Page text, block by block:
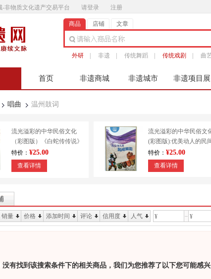
非物质文化遗产交易平台 请登录 注册
商品 店铺 文章
外研 非遗 传统舞蹈 传统戏剧 曲
首页 非遗商城 非遗城市 非遗项目展
非遗微影
唱曲 温州鼓词
流光溢彩的中华民俗文化
（彩图版）《白蛇传传说》
9787553450643
特价： ¥25.00
查看详情
流光溢彩的中华民俗文
(彩图版):优美动人的民
蹈 9787553451213
特价： ¥25.00
查看详情
特价：¥610.00
查看详情
销量 价格 添加时间 评论 信用度 人气 ¥ ¥
没有找到该搜索条件下的相关商品，我们为您推荐了以下您可能感兴